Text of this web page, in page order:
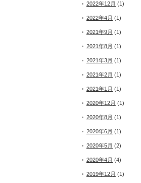
2022年12月 (1)
2022年4月 (1)
2021年9月 (1)
2021年8月 (1)
2021年3月 (1)
2021年2月 (1)
2021年1月 (1)
2020年12月 (1)
2020年8月 (1)
2020年6月 (1)
2020年5月 (2)
2020年4月 (4)
2019年12月 (1)